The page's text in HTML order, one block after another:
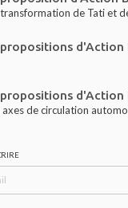
transformation de Tati et
d'Action
d'Action
de circulation